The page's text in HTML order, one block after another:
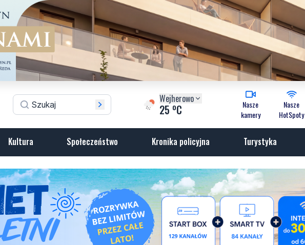
Wejherowo
25 oC
Nasze
kamery
Nasze
HotSpoty
Kultura Społeczeństwo Kronika policyjna Turystyka